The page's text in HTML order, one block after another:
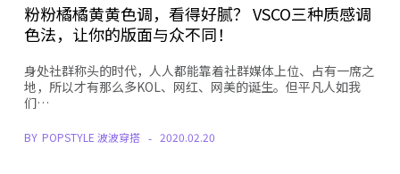
粉粉橘橘黄黄色调，看得好腻？ VSCO三种质感调
色法，让你的版面与众不同！
身处社群称头的时代，人人都能靠着社群媒体上位、占有一席之
地，所以才有那么多KOL、网红、网美的诞生。但平凡人如我
们…
BY POPSTYLE 波波穿搭 2020.02.20